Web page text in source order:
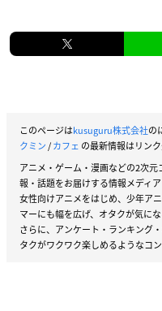
このページはkusuguru株式会社の
クミン/カフェ の最新情報はリン
アニメ・ゲーム・漫画などの2次
報・話題をお届けする情報メディア
女性向けアニメをはじめ、少年ア
マーにも幅を広げ、オタクが気に
さらに、アンケート・ランキング
タクがワクワク楽しめるようなコ